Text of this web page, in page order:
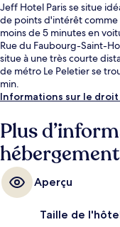
Jeff Hotel Paris se situe
de points d'intérêt comme
moins de 5 minutes en
Rue du Faubourg-Saint-
situe à une très courte
de métro Le Peletier se
min.
Informations sur le
Plus
hébergement
Aperçu
Taille de